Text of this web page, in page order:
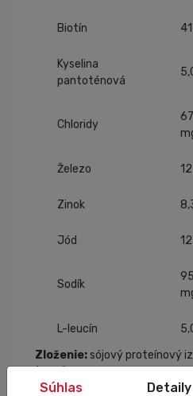
Biotín
Kyselina
pantoténová
Chloridy
Železo
Zinok
Jód
Sodík
L-leucín
Zloženie:sójový proteínový
arómy, L-leucín, chlorid
Súhlas Detaily